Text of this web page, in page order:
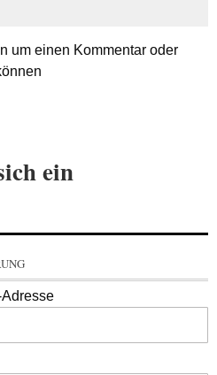
um einen Kommentar oder
ein